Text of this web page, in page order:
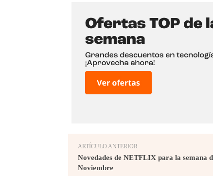
ARTÍCULO ANTERIOR
Novedades de NETFLIX para la semana
Noviembre